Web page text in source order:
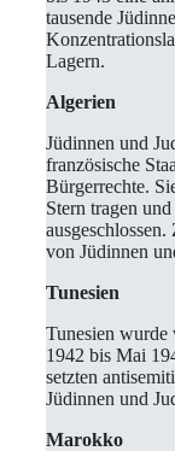
tausende
Lagern.
Algerien
Jüdinnen und
französische
Bürgerrechte.
Stern tragen
von Jüdinnen
Tunesien
Tunesien wurde
1942 bis Mai
setzten
Jüdinnen und
Marokko